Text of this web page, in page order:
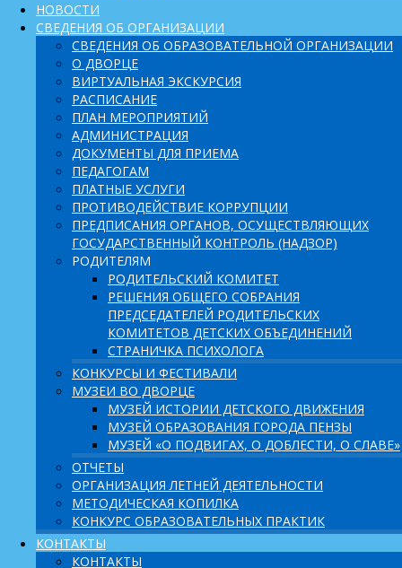
НОВОСТИ
СВЕДЕНИЯ ОБ ОРГАНИЗАЦИИ
СВЕДЕНИЯ ОБ ОБРАЗОВАТЕЛЬНОЙ ОРГАНИЗАЦИИ
О ДВОРЦЕ
ВИРТУАЛЬНАЯ ЭКСКУРСИЯ
РАСПИСАНИЕ
ПЛАН МЕРОПРИЯТИЙ
АДМИНИСТРАЦИЯ
ДОКУМЕНТЫ ДЛЯ ПРИЕМА
ПЕДАГОГАМ
ПЛАТНЫЕ УСЛУГИ
ПРОТИВОДЕЙСТВИЕ КОРРУПЦИИ
ПРЕДПИСАНИЯ ОРГАНОВ, ОСУЩЕСТВЛЯЮЩИХ
ГОСУДАРСТВЕННЫЙ КОНТРОЛЬ (НАДЗОР)
РОДИТЕЛЯМ
РОДИТЕЛЬСКИЙ КОМИТЕТ
РЕШЕНИЯ ОБЩЕГО СОБРАНИЯ
ПРЕДСЕДАТЕЛЕЙ РОДИТЕЛЬСКИХ
КОМИТЕТОВ ДЕТСКИХ ОБЪЕДИНЕНИЙ
СТРАНИЧКА ПСИХОЛОГА
КОНКУРСЫ И ФЕСТИВАЛИ
МУЗЕИ ВО ДВОРЦЕ
МУЗЕЙ ИСТОРИИ ДЕТСКОГО ДВИЖЕНИЯ
МУЗЕЙ ОБРАЗОВАНИЯ ГОРОДА ПЕНЗЫ
МУЗЕЙ «О ПОДВИГАХ, О ДОБЛЕСТИ, О СЛАВЕ»
ОТЧЕТЫ
ОРГАНИЗАЦИЯ ЛЕТНЕЙ ДЕЯТЕЛЬНОСТИ
МЕТОДИЧЕСКАЯ КОПИЛКА
КОНКУРС ОБРАЗОВАТЕЛЬНЫХ ПРАКТИК
КОНТАКТЫ
КОНТАКТЫ